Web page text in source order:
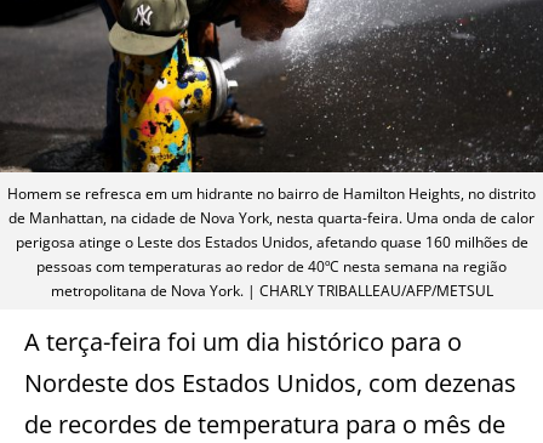
Homem se refresca em um hidrante no bairro de Hamilton Heights, no distrito
de Manhattan, na cidade de Nova York, nesta quarta-feira. Uma onda de calor
perigosa atinge o Leste dos Estados Unidos, afetando quase 160 milhões de
pessoas com temperaturas ao redor de 40ºC nesta semana na região
metropolitana de Nova York. | CHARLY TRIBALLEAU/AFP/METSUL
A terça-feira foi um dia histórico para o
Nordeste dos Estados Unidos, com dezenas
de recordes de temperatura para o mês de